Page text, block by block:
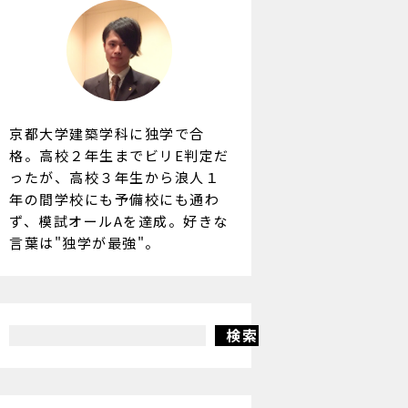
京都大学建築学科に独学で合
格。高校２年生までビリE判定だ
ったが、高校３年生から浪人１
年の間学校にも予備校にも通わ
ず、模試オールAを達成。好きな
言葉は"独学が最強"。
検索